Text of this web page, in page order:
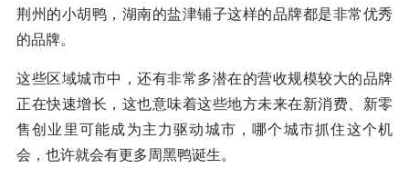
荆州的小胡鸭，湖南的盐津铺子这样的品牌都是非常优秀
的品牌。
这些区域城市中，还有非常多潜在的营收规模较大的品牌
正在快速增长，这也意味着这些地方未来在新消费、新零
售创业里可能成为主力驱动城市，哪个城市抓住这个机
会，也许就会有更多周黑鸭诞生。